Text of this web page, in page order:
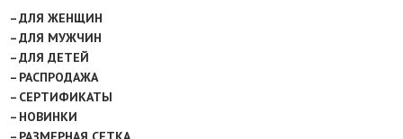
ДЛЯ ЖЕНЩИН
ДЛЯ МУЖЧИН
ДЛЯ ДЕТЕЙ
РАСПРОДАЖА
СЕРТИФИКАТЫ
НОВИНКИ